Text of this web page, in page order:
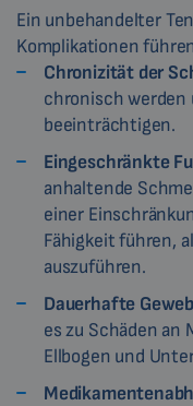
Ein unbehandelter
Komplikationen
Chronizität der
chronisch werden
beeinträchtigen.
Eingeschränkte
anhaltende
einer
Fähigkeit führen,
auszuführen.
Dauerhafte
es zu Schäden an
Ellbogen und